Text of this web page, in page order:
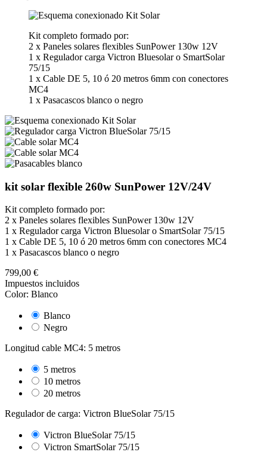
Kit completo formado por:
2 x Paneles solares flexibles SunPower 130w 12V
1 x Regulador carga Victron Bluesolar o SmartSolar
75/15
1 x Cable DE 5, 10 ó 20 metros 6mm con conectores
MC4
1 x Pasacascos blanco o negro
kit solar flexible 260w SunPower 12V/24V
Kit completo formado por:
2 x Paneles solares flexibles SunPower 130w 12V
1 x Regulador carga Victron Bluesolar o SmartSolar 75/15
1 x Cable DE 5, 10 ó 20 metros 6mm con conectores MC4
1 x Pasacascos blanco o negro
799,00 €
Impuestos incluidos
Color: Blanco
Blanco
Negro
Longitud cable MC4: 5 metros
5 metros
10 metros
20 metros
Regulador de carga: Victron BlueSolar 75/15
Victron BlueSolar 75/15
Victron SmartSolar 75/15